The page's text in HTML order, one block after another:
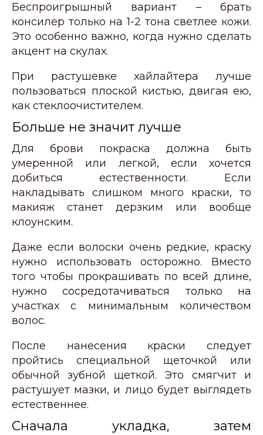
Беспроигрышный вариант – брать
консилер только на 1-2 тона светлее кожи.
Это особенно важно, когда нужно сделать
акцент на скулах.
При растушевке хайлайтера лучше
пользоваться плоской кистью, двигая ею,
как стеклоочистителем.
Больше не значит лучше
Для брови покраска должна быть
умеренной или легкой, если хочется
добиться естественности. Если
накладывать слишком много краски, то
макияж станет дерзким или вообще
клоунским.
Даже если волоски очень редкие, краску
нужно использовать осторожно. Вместо
того чтобы прокрашивать по всей длине,
нужно сосредотачиваться только на
участках с минимальным количеством
волос.
После нанесения краски следует
пройтись специальной щеточкой или
обычной зубной щеткой. Это смягчит и
растушует мазки, и лицо будет выглядеть
естественнее.
Сначала укладка, затем